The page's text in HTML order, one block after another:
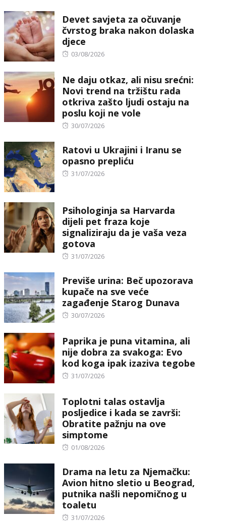
Devet savjeta za očuvanje
čvrstog braka nakon dolaska
djece
Posted
03/08/2026
Ne daju otkaz, ali nisu srećni:
Novi trend na tržištu rada
otkriva zašto ljudi ostaju na
poslu koji ne vole
Posted
30/07/2026
Ratovi u Ukrajini i Iranu se
opasno prepliću
Posted
31/07/2026
Psihologinja sa Harvarda
dijeli pet fraza koje
signaliziraju da je vaša veza
gotova
Posted
31/07/2026
Previše urina: Beč upozorava
kupače na sve veće
zagađenje Starog Dunava
Posted
30/07/2026
Paprika je puna vitamina, ali
nije dobra za svakoga: Evo
kod koga ipak izaziva tegobe
Posted
31/07/2026
Toplotni talas ostavlja
posljedice i kada se završi:
Obratite pažnju na ove
simptome
Posted
01/08/2026
Drama na letu za Njemačku:
Avion hitno sletio u Beograd,
putnika našli nepomičnog u
toaletu
Posted
31/07/2026